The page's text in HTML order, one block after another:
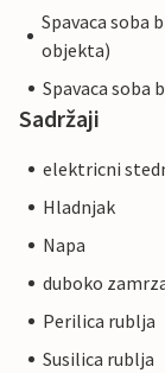
Spavaca soba
objekta)
Spavaca soba
Sadržaji
elektricni
Hladnjak
Napa
duboko
Perilica rublja
Susilica rublja